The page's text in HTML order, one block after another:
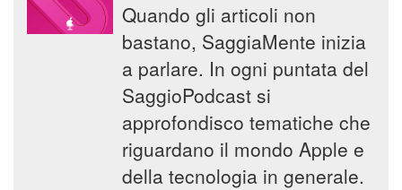
Quando gli articoli non
bastano, SaggiaMente inizia
a parlare. In ogni puntata del
SaggioPodcast si
approfondisco tematiche che
riguardano il mondo Apple e
della tecnologia in generale.